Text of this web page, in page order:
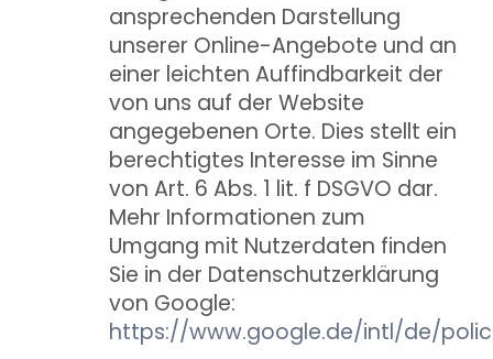
ansprechenden Darstellung
unserer Online-Angebote und an
einer leichten Auffindbarkeit der
von uns auf der Website
angegebenen Orte. Dies stellt ein
berechtigtes Interesse im Sinne
von Art. 6 Abs. 1 lit. f DSGVO dar.
Mehr Informationen zum
Umgang mit Nutzerdaten finden
Sie in der Datenschutzerklärung
von Google:
https://www.google.de/intl/de/